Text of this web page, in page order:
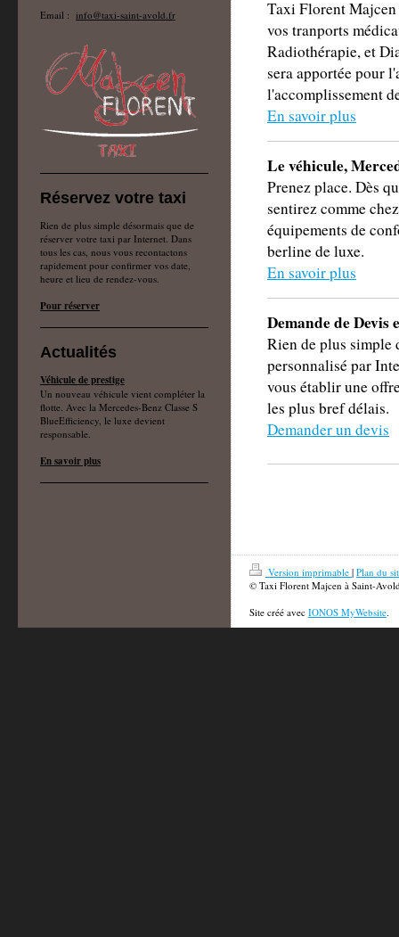
Taxi Florent
vos tranports
Radiothérapie, et
sera apportée pour
l'accomplissement
En savoir plus
Le véhicule,
Prenez place. Dès
sentirez comme
équipements de
berline de luxe.
En savoir plus
Demande de Devis
Rien de plus simple
personnalisé par
vous établir une
les plus bref délais.
Demander un devis
Email : info@taxi-saint-avold.fr
Réservez votre taxi
Rien de plus simple désormais que de
réserver votre taxi par Internet. Dans
tous les cas, nous vous recontactons
rapidement pour confirmer vos date,
heure et lieu de rendez-vous.
Pour réserver
Actualités
Véhicule de prestige
Un nouveau véhicule vient compléter la
flotte. Avec la Mercedes-Benz Classe S
BlueEfficiency, le luxe devient
responsable.
En savoir plus
Version imprimable | Plan du
© Taxi Florent Majcen à Saint-
Site créé avec IONOS MyWebsite.